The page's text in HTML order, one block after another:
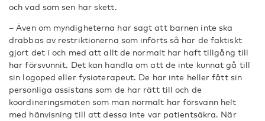
och vad som sen har skett.
– Även om myndigheterna har sagt att barnen inte ska
drabbas av restriktionerna som införts så har de faktiskt
gjort det i och med att allt de normalt har haft tillgång till
har försvunnit. Det kan handla om att de inte kunnat gå till
sin logoped eller fysioterapeut. De har inte heller fått sin
personliga assistans som de har rätt till och de
koordineringsmöten som man normalt har försvann helt
med hänvisning till att dessa inte var patientsäkra. När